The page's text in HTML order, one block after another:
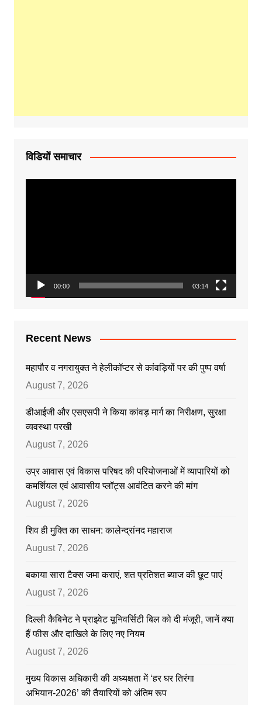
विडियों समाचार
00:00 03:14
Recent News
महापौर व नगरायुक्त ने हेलीकॉप्टर से कांवड़ियों पर की पुष्प वर्षा
August 7, 2026
डीआईजी और एसएसपी ने किया कांवड़ मार्ग का निरीक्षण, सुरक्षा
व्यवस्था परखी
August 7, 2026
उप्र आवास एवं विकास परिषद की परियोजनाओं में व्यापारियों को
कमर्शियल एवं आवासीय प्लॉट्स आवंटित करने की मांग
August 7, 2026
शिव ही मुक्ति का साधन: कालेन्द्रांनद महाराज
August 7, 2026
बकाया सारा टैक्स जमा कराएं, शत प्रतिशत ब्याज की छूट पाएं
August 7, 2026
दिल्ली कैबिनेट ने प्राइवेट यूनिवर्सिटी बिल को दी मंजूरी, जानें क्या
हैं फीस और दाखिले के लिए नए नियम
August 7, 2026
मुख्य विकास अधिकारी की अध्यक्षता में ‘हर घर तिरंगा
अभियान-2026’ की तैयारियों को अंतिम रूप